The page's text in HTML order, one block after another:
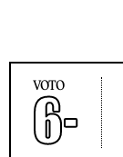
VOTO
6-